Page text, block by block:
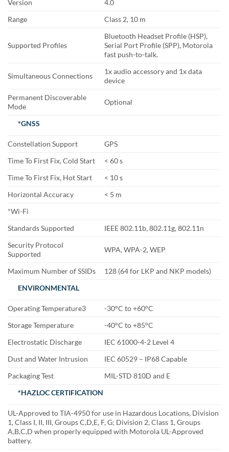
Version
4.0
Range
Class 2, 10 m
Supported Profiles
Bluetooth Headset Profile (HSP),
Serial Port Profile (SPP), Motorola
fast push-to-talk.
Simultaneous Connections
1x audio accessory and 1x data
device
Permanent Discoverable
Mode
Optional
*GNSS
Constellation Support
GPS
Time To First Fix, Cold Start
< 60 s
Time To First Fix, Hot Start
< 10 s
Horizontal Accuracy
< 5 m
*Wi-Fi
Standards Supported
IEEE 802.11b, 802.11g, 802.11n
Security Protocol
Supported
WPA, WPA-2, WEP
Maximum Number of SSIDs
128 (64 for LKP and NKP models)
ENVIRONMENTAL
Operating Temperature3
-30°C to +60°C
Storage Temperature
-40°C to +85°C
Electrostatic Discharge
IEC 61000-4-2 Level 4
Dust and Water Intrusion
IEC 60529 – IP68 Capable
Packaging Test
MIL-STD 810D and E
*HAZLOC CERTIFICATION
UL-Approved to TIA-4950 for use in Hazardous Locations, Division
1, Class I, II, III, Groups C,D,E, F, G; Division 2, Class 1, Groups
A,B,C,D when properly equipped with Motorola UL-Approved
battery.